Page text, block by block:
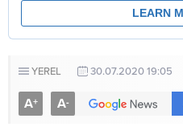
YEREL 30.07.2020 19:05
A+ A-